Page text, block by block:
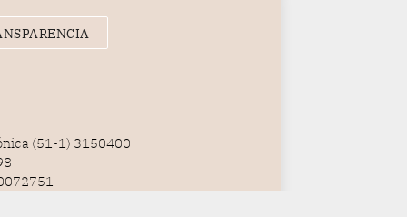
(51-1) 3150400